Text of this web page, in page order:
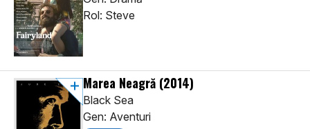
Rol: Steve
Marea Neagră (2014)
Black Sea
Gen: Aventuri